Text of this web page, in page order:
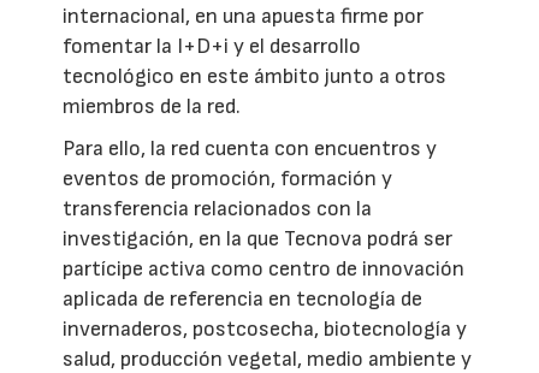
internacional, en una apuesta firme por
fomentar la I+D+i y el desarrollo
tecnológico en este ámbito junto a otros
miembros de la red.
Para ello, la red cuenta con encuentros y
eventos de promoción, formación y
transferencia relacionados con la
investigación, en la que Tecnova podrá ser
partícipe activa como centro de innovación
aplicada de referencia en tecnología de
invernaderos, postcosecha, biotecnología y
salud, producción vegetal, medio ambiente y